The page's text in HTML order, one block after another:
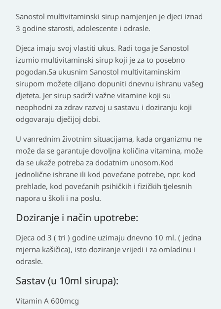
Sanostol multivitaminski sirup namjenjen je djeci iznad
3 godine starosti, adolescente i odrasle.
Djeca imaju svoj vlastiti ukus. Radi toga je Sanostol
izumio multivitaminski sirup koji je za to posebno
pogodan.Sa ukusnim Sanostol multivitaminskim
sirupom možete ciljano dopuniti dnevnu ishranu vašeg
djeteta. Jer sirup sadrži važne vitamine koji su
neophodni za zdrav razvoj u sastavu i doziranju koji
odgovaraju dječijoj dobi.
U vanrednim životnim situacijama, kada organizmu ne
može da se garantuje dovoljna količina vitamina, može
da se ukaže potreba za dodatnim unosom.Kod
jednolične ishrane ili kod povećane potrebe, npr. kod
prehlade, kod povećanih psihičkih i fizičkih tjelesnih
napora u školi i na poslu.
Doziranje i način upotrebe:
Djeca od 3 ( tri ) godine uzimaju dnevno 10 ml. ( jedna
mjerna kašičica), isto doziranje vrijedi i za omladinu i
odrasle.
Sastav (u 10ml sirupa):
Vitamin A 600mcg